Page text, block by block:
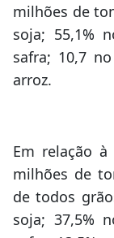
milhões de
soja; 55,1%
safra; 10,7
arroz.
Em relação à
milhões de
de todos
soja; 37,5%